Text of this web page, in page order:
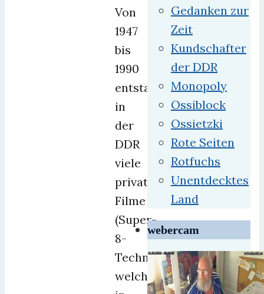
Von
1947
bis
1990
entstanden
in
der
DDR
viele
private
Filme
(Super-
8-
Technik),
welche
Gedanken zur
Zeit
Kundschafter
der DDR
Monopoly
Ossiblock
Ossietzki
Rote Seiten
Rotfuchs
Unentdecktes
Land
webercam